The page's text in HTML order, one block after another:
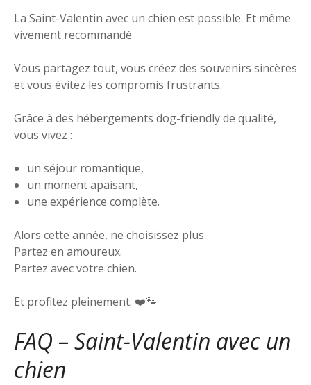
La Saint-Valentin avec un chien est possible. Et même
vivement recommandé
Vous partagez tout, vous créez des souvenirs sincères
et vous évitez les compromis frustrants.
Grâce à des hébergements dog-friendly de qualité,
vous vivez :
un séjour romantique,
un moment apaisant,
une expérience complète.
Alors cette année, ne choisissez plus.
Partez en amoureux.
Partez avec votre chien.
Et profitez pleinement. ❤️🐾
FAQ – Saint-Valentin avec un
chien